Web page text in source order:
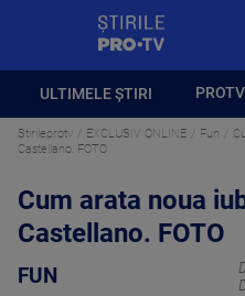
ULTIMELE ȘTIRI
Stirileprotv EXCLUSIV ONLINE Fun
Castellano. FOTO
Cum arata noua
Castellano. FOTO
FUN